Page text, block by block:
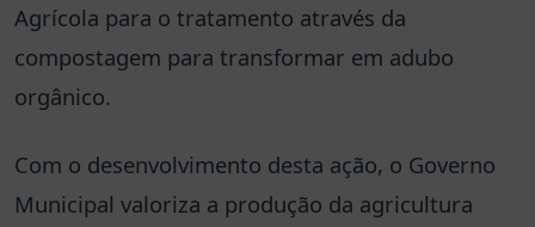
Agrícola para o tratamento através da
compostagem para transformar em adubo
orgânico.
Com o desenvolvimento desta ação, o Governo
Municipal valoriza a produção da agricultura